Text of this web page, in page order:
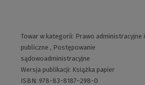
Towar w kategorii: Prawo administracyjne i
publiczne , Postępowanie
sądowoadministracyjne
Wersja publikacji: Książka papier
ISBN: 978-83-8187-298-0